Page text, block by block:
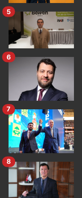
5
6
7
8